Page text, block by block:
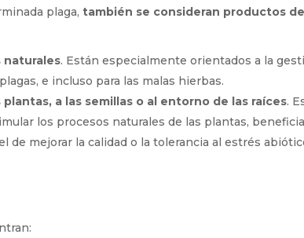
plaga,también se consideran productos de
naturales. Están especialmente orientados a la
e incluso para las malas hierbas.
plantas, a las semillas o al entorno de las raíces.
los procesos naturales de las plantas,
mejorar la calidad o la tolerancia al estrés